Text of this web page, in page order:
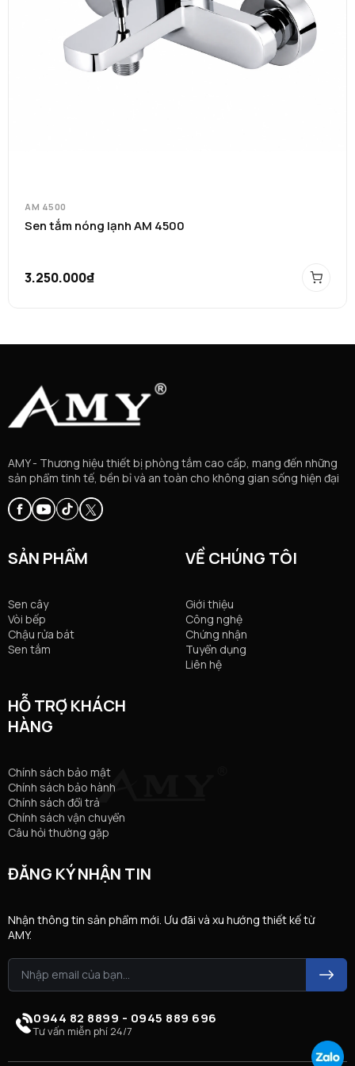
AM 4500
Sen tắm nóng lạnh AM 4500
3.250.000₫
AMY - Thương hiệu thiết bị phòng tắm cao cấp, mang đến những
sản phẩm tinh tế, bền bỉ và an toàn cho không gian sống hiện đại
SẢN PHẨM
Sen cây
Vòi bếp
Chậu rửa bát
Sen tắm
VỀ CHÚNG TÔI
Giới thiệu
Công nghệ
Chứng nhận
Tuyển dụng
Liên hệ
HỖ TRỢ KHÁCH
HÀNG
Chính sách bảo mật
Chính sách bảo hành
Chính sách đổi trả
Chính sách vận chuyển
Câu hỏi thường gặp
ĐĂNG KÝ NHẬN TIN
Nhận thông tin sản phẩm mới. Ưu đãi và xu hướng thiết kế từ
AMY.
0944 82 8899 - 0945 889 696
Tư vấn miễn phí 24/7